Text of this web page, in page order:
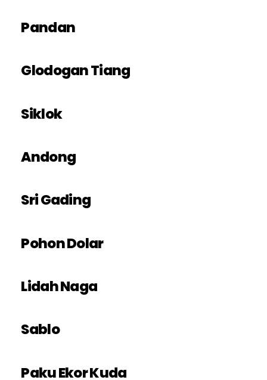
Pandan
Glodogan Tiang
Siklok
Andong
Sri Gading
Pohon Dolar
Lidah Naga
Sablo
Paku Ekor Kuda